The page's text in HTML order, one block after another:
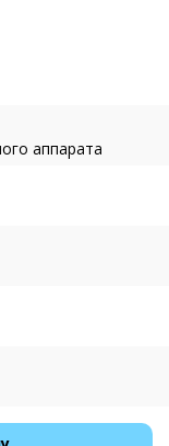
аппарата